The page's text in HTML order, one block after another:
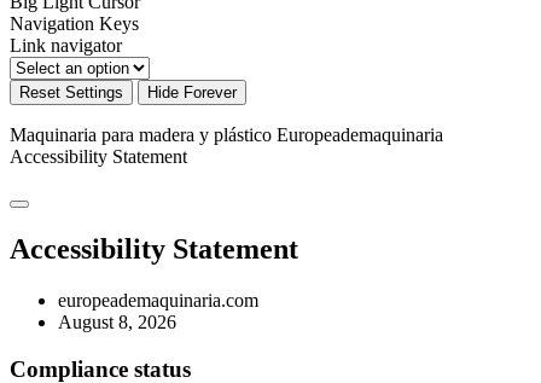
Navigation Keys
Link navigator
Reset Settings Hide Forever
Maquinaria para madera y plástico Europeademaquinaria
Accessibility Statement
Accessibility Statement
europeademaquinaria.com
August 8, 2026
Compliance status